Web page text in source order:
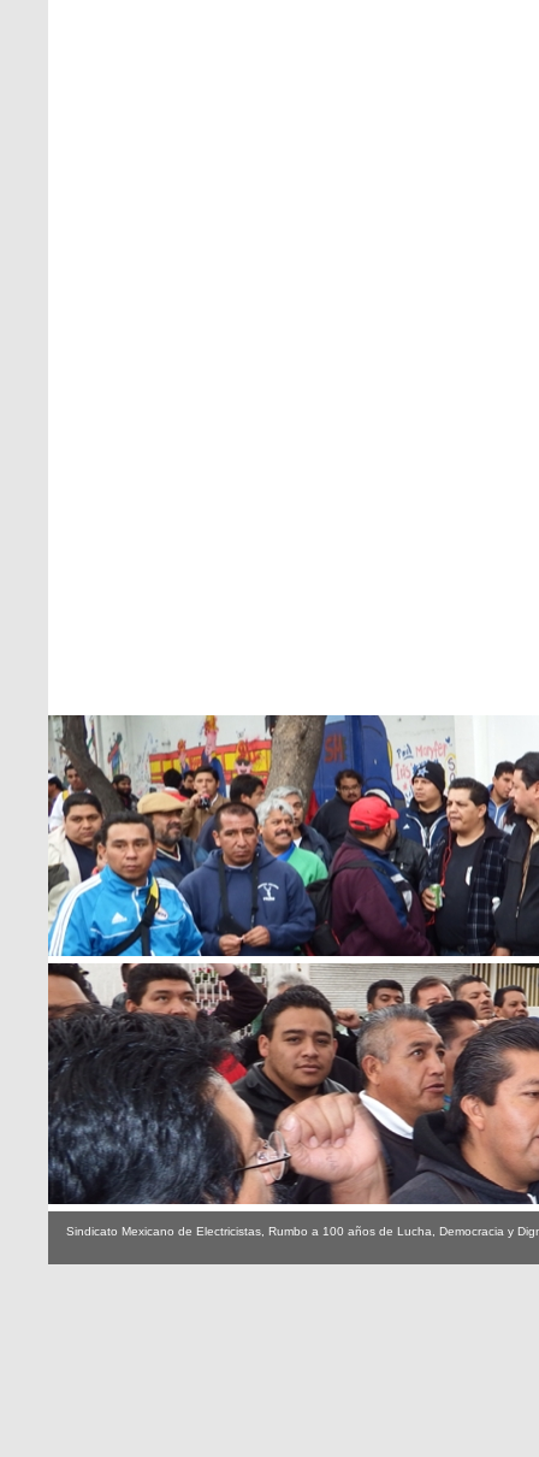
Sindicato Mexicano de Electricistas, Rumbo a 100 años de Lucha, Democracia y